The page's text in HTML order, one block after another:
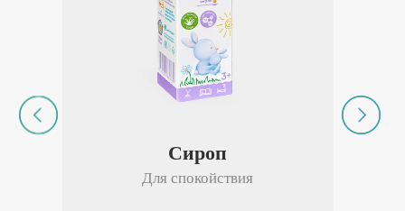
Сироп
Для спокойствия